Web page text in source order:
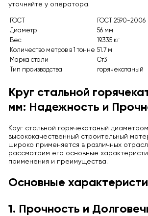
уточняйте у оператора.
ГОСТ
ГОСТ 2590-2006
Диаметр
56 мм
Вес
19.335 кг
Количество метров в 1 тонне 51.7 м
Марка стали
Ст3
Тип производства
горячекатаный
Круг стальной
мм: Надежность и
Круг стальной горячекатаный
высококачественный строительный
широко применяется в различных
рассмотрим его основные
применения и преимущества.
Основные
1. Прочность и